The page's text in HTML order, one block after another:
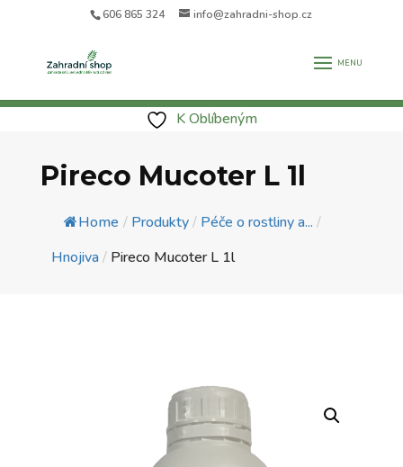
606 865 324 info@zahradni-shop.cz
K Oblíbeným
Pireco Mucoter L 1l
Home / Produkty/ Péče o rostliny a... /
Hnojiva/ Pireco Mucoter L 1l